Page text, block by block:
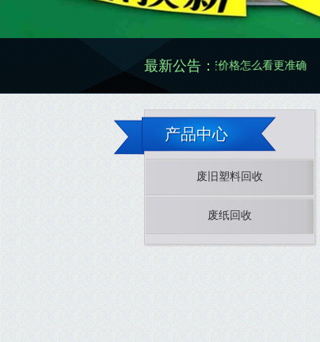
最新公告：
怎么做更规范有效 废旧物资价格怎么看更准确 废旧
产品中心
废旧塑料回收
废纸回收